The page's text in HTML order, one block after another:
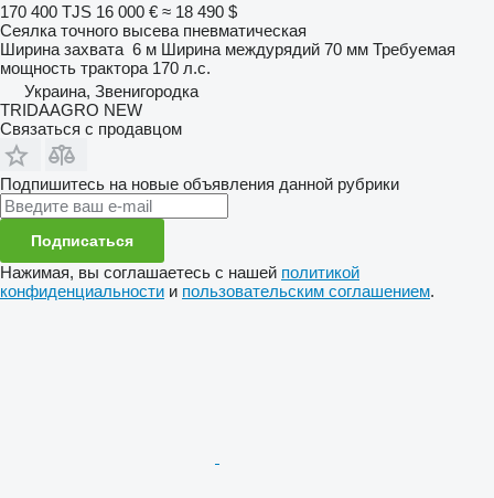
170 400 TJS 16 000 € ≈ 18 490 $
Сеялка точного высева пневматическая
Ширина захвата 6 м Ширина междурядий 70 мм Требуемая
мощность трактора 170 л.с.
Украина, Звенигородка
TRIDAAGRO NEW
Связаться с продавцом
Подпишитесь на новые объявления данной рубрики
Подписаться
Нажимая, вы соглашаетесь с нашей политикой
конфиденциальности и пользовательским соглашением.